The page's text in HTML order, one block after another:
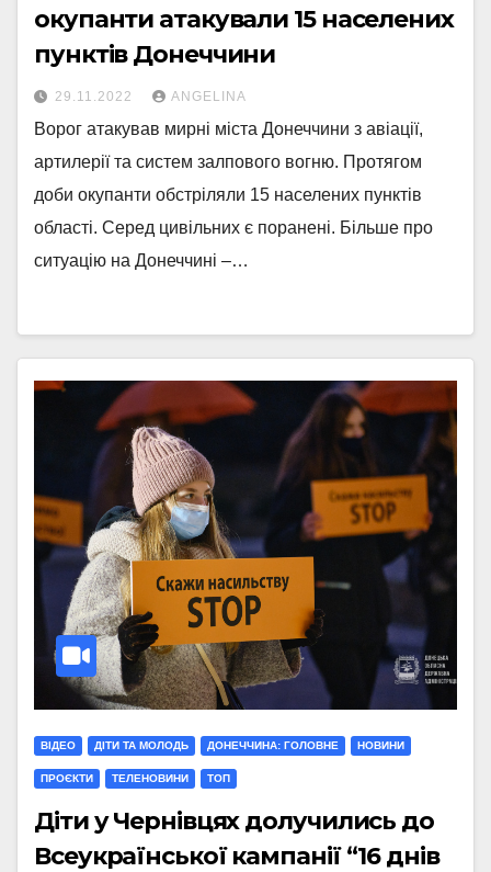
окупанти атакували 15 населених
пунктів Донеччини
29.11.2022 ANGELINA
Ворог атакував мирні міста Донеччини з авіації,
артилерії та систем залпового вогню. Протягом
доби окупанти обстріляли 15 населених пунктів
області. Серед цивільних є поранені. Більше про
ситуацію на Донеччині –…
ВІДЕО ДІТИ ТА МОЛОДЬ ДОНЕЧЧИНА: ГОЛОВНЕ НОВИНИ
ПРОЄКТИ ТЕЛЕНОВИНИ ТОП
Діти у Чернівцях долучились до
Всеукраїнської кампанії “16 днів